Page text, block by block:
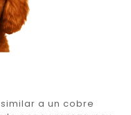
a un cobre